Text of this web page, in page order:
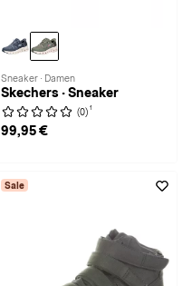
Sneaker · Damen
Skechers · Sneaker
(0) 1
99,95 €
Sale